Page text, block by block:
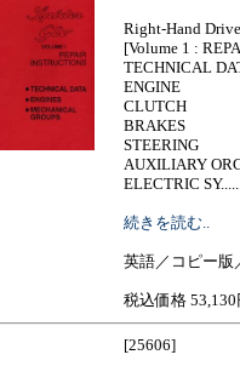
Right-Hand
[Volume 1 :
TECHNICAL
ENGINE
CLUTCH
BRAKES
STEERING
AUXILIARY
ELECTRIC
続きを読む..
英語／コピー版
税込価格 53,130
[25606]